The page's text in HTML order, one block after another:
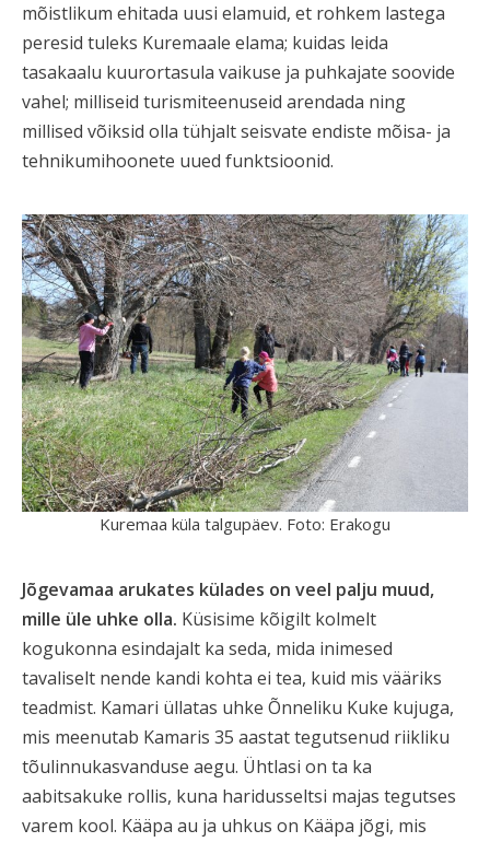
mõistlikum ehitada uusi elamuid, et rohkem lastega
peresid tuleks Kuremaale elama; kuidas leida
tasakaalu kuurortasula vaikuse ja puhkajate soovide
vahel; milliseid turismiteenuseid arendada ning
millised võiksid olla tühjalt seisvate endiste mõisa- ja
tehnikumihoonete uued funktsioonid.
Kuremaa küla talgupäev. Foto: Erakogu
Jõgevamaa arukates külades on veel palju muud,
mille üle uhke olla. Küsisime kõigilt kolmelt
kogukonna esindajalt ka seda, mida inimesed
tavaliselt nende kandi kohta ei tea, kuid mis vääriks
teadmist. Kamari üllatas uhke Õnneliku Kuke kujuga,
mis meenutab Kamaris 35 aastat tegutsenud riikliku
tõulinnukasvanduse aegu. Ühtlasi on ta ka
aabitsakuke rollis, kuna haridusseltsi majas tegutses
varem kool. Kääpa au ja uhkus on Kääpa jõgi, mis